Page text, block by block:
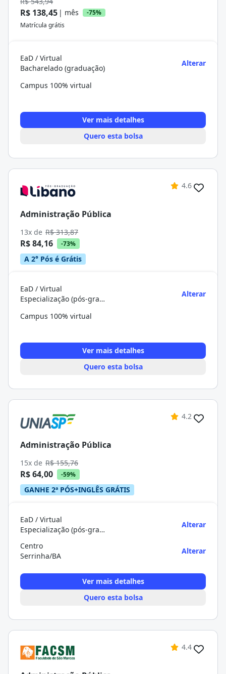
R$ 138,45 | mês
-75%
Matrícula grátis
EaD / Virtual
Bacharelado (graduação)
Alterar
Campus 100% virtual
Ver mais detalhes
Quero esta bolsa
4.6
Administração Pública
13x de R$ 313,87
R$ 84,16 -73%
A 2° Pós é Grátis
EaD / Virtual
Especialização (pós-graduação)
Alterar
Campus 100% virtual
Ver mais detalhes
Quero esta bolsa
4.2
Administração Pública
15x de R$ 155,76
R$ 64,00 -59%
GANHE 2ª PÓS+INGLÊS GRÁTIS
EaD / Virtual
Especialização (pós-graduação)
Alterar
Centro
Serrinha/BA
Alterar
Ver mais detalhes
Quero esta bolsa
4.4